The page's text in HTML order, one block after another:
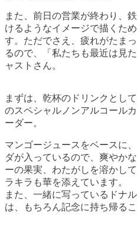
また、前日の営業が終わり、
けるようなイメージで描くた
す。ただでさえ、疲れがたま
るので、「私たちも最近は見
ャストさん。
まずは、乾杯のドリンクとし
のスペシャルノンアルコール
ーダー。
マンゴージュースをベースに
ダが入っているので、爽やか
ーの果実、わたがしを溶かし
ラキラも華を添えています。
また、一緒に写っているドナ
は、もちろん記念に持ち帰るこ